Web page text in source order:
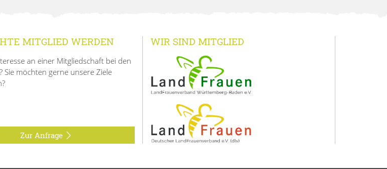
MITGLIED WERDEN
an einer Mitgliedschaft bei den
Sie möchten gerne unsere Ziele
Zur Anfrage
WIR SIND MITGLIED